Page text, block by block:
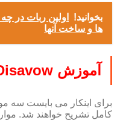
بخوانید!
اولین ربات در
ها و ساخت آنها
آموزش Disavow کردن لینک های اسپم
برای اینکار می بایست سه
کامل تشریح خواهند شد.